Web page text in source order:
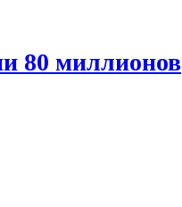
80 миллионов